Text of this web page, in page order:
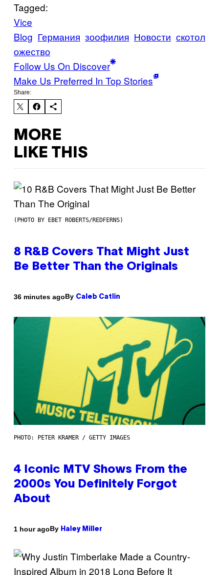
Tagged:
Vice
Blog Германия зоофилия Новости скотол
ожество
Follow Us On Discover
Make Us Preferred In Top Stories
Share:
MORE
LIKE THIS
(PHOTO BY EBET ROBERTS/REDFERNS)
8 R&B Covers That Might Just
Be Better Than the Originals
36 minutes agoBy Caleb Catlin
PHOTO: PETER KRAMER / GETTY IMAGES
4 Iconic MTV Shows From the
2000s You Definitely Forgot
About
1 hour agoBy Haley Miller